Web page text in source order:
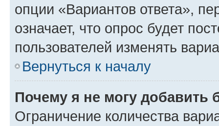
опции «Вариантов ответа»,
означает, что опрос будет
пользователей изменять
Вернуться к началу
Почему я не могу добавить
Ограничение количества